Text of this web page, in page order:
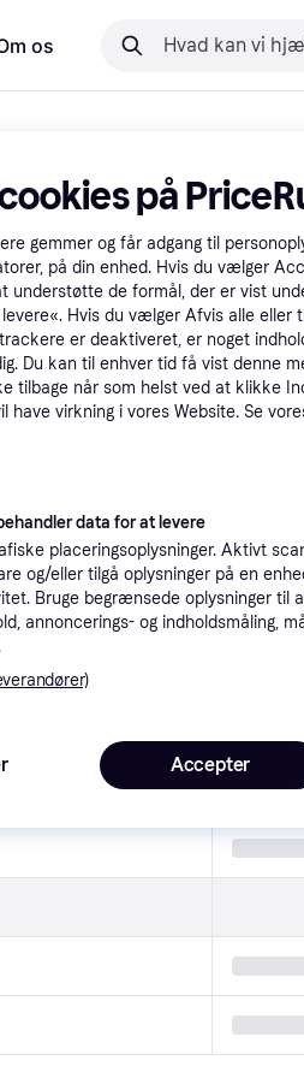
os
Chronicles Edition
på
gemmer og får adgang til
på din enhed. Hvis du vælger
understøtte de formål, der er vist
Hvis du vælger Afvis alle
er deaktiveret, er noget
Du kan til enhver tid få vist denne
tilbage når som helst ved at klikke
have virkning i vores Website. Se
data for at levere
placeringsoplysninger. Aktivt
og/eller tilgå oplysninger på en
Bruge begrænsede oplysninger til
annoncerings- og indholdsmåling,
Accepter